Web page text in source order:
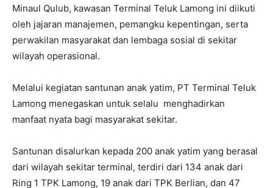
Minaul Qulub, kawasan Terminal Teluk Lamong ini diikuti
oleh jajaran manajemen, pemangku kepentingan, serta
perwakilan masyarakat dan lembaga sosial di sekitar
wilayah operasional.
Melalui kegiatan santunan anak yatim, PT Terminal Teluk
Lamong menegaskan untuk selalu menghadirkan
manfaat nyata bagi masyarakat sekitar.
Santunan disalurkan kepada 200 anak yatim yang berasal
dari wilayah sekitar terminal, terdiri dari 134 anak dari
Ring 1 TPK Lamong, 19 anak dari TPK Berlian, dan 47